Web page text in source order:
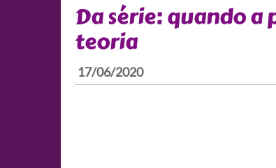
Da série: quando
teoria
17/06/2020